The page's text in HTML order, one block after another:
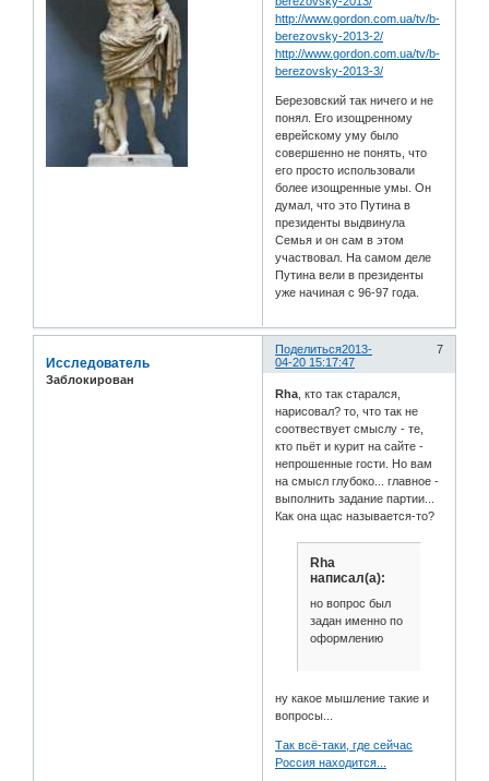
http://www.gordon.com.ua/tv/b-
berezovsky-2013-2/
http://www.gordon.com.ua/tv/b-
berezovsky-2013-3/
Березовский так ничего и не
понял. Его изощренному
еврейскому уму было
совершенно не понять, что
его просто использовали
более изощренные умы. Он
думал, что это Путина в
президенты выдвинула
Семья и он сам в этом
участвовал. На самом деле
Путина вели в президенты
уже начиная с 96-97 года.
Поделиться 7
2013-
04-20 15:17:47
Исследователь
Заблокирован
Rha, кто так старался,
нарисовал? то, что так не
соотвествует смыслу - те,
кто пьёт и курит на сайте -
непрошенные гости. Но вам
на смысл глубоко... главное -
выполнить задание партии...
Как она щас называется-то?
Rha
написал(а):
но вопрос был
задан именно по
оформлению
ну какое мышление такие и
вопросы...
Так всё-таки, где сейчас
Россия находится...